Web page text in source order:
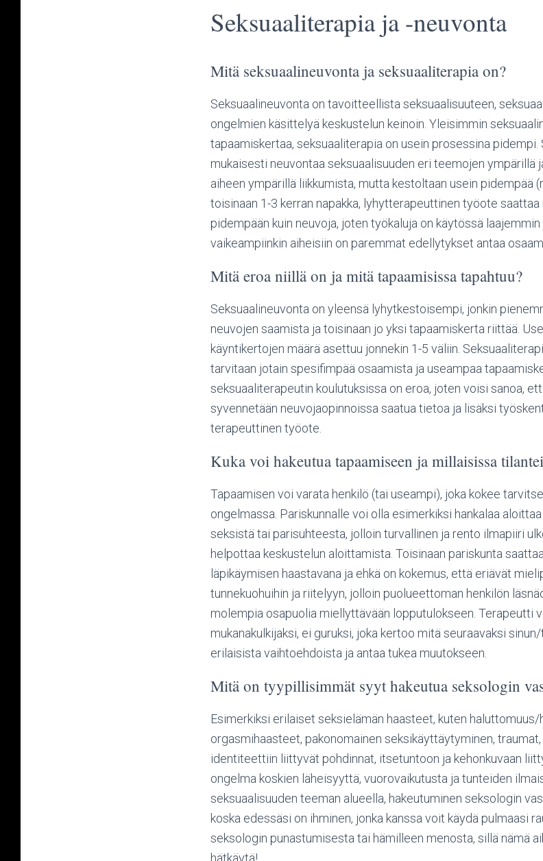
Seksuaaliterapia ja -neuvonta
Mitä seksuaalineuvonta ja seksuaaliterapia on?
Seksuaalineuvonta on tavoitteellista seksuaalisuuteen,
ongelmien käsittelyä keskustelun keinoin. Yleisimmin
tapaamiskertaa, seksuaaliterapia on usein prosessina pidempi.
mukaisesti neuvontaa seksuaalisuuden eri teemojen ympärillä
aiheen ympärillä liikkumista, mutta kestoltaan usein pidempää
toisinaan 1-3 kerran napakka, lyhytterapeuttinen työote
pidempään kuin neuvoja, joten työkaluja on käytössä
vaikeampiinkin aiheisiin on paremmat edellytykset antaa
Mitä eroa niillä on ja mitä tapaamisissa tapahtuu?
Seksuaalineuvonta on yleensä lyhytkestoisempi, jonkin
neuvojen saamista ja toisinaan jo yksi tapaamiskerta riittää.
käyntikertojen määrä asettuu jonnekin 1-5 väliin.
tarvitaan jotain spesifimpää osaamista ja useampaa
seksuaaliterapeutin koulutuksissa on eroa, joten voisi sanoa,
syvennetään neuvojaopinnoissa saatua tietoa ja lisäksi
terapeuttinen työote.
Kuka voi hakeutua tapaamiseen ja millaisissa
Tapaamisen voi varata henkilö (tai useampi), joka kokee
ongelmassa. Pariskunnalle voi olla esimerkiksi hankalaa
seksistä tai parisuhteesta, jolloin turvallinen ja rento ilmapiiri
helpottaa keskustelun aloittamista. Toisinaan pariskunta
läpikäymisen haastavana ja ehkä on kokemus, että eriävät
tunnekuohuihin ja riitelyyn, jolloin puolueettoman henkilön
molempia osapuolia miellyttävään lopputulokseen. Terapeutti
mukanakulkijaksi, ei guruksi, joka kertoo mitä seuraavaksi
erilaisista vaihtoehdoista ja antaa tukea muutokseen.
Mitä on tyypillisimmät syyt hakeutua seksologin
Esimerkiksi erilaiset seksielämän haasteet, kuten
orgasmihaasteet, pakonomainen seksikäyttäytyminen,
identiteettiin liittyvät pohdinnat, itsetuntoon ja kehonkuvaan
ongelma koskien läheisyyttä, vuorovaikutusta ja tunteiden
seksuaalisuuden teeman alueella, hakeutuminen seksologin
koska edessäsi on ihminen, jonka kanssa voit käydä pulmaasi
seksologin punastumisesta tai hämilleen menosta, sillä nämä
hätkäytä!